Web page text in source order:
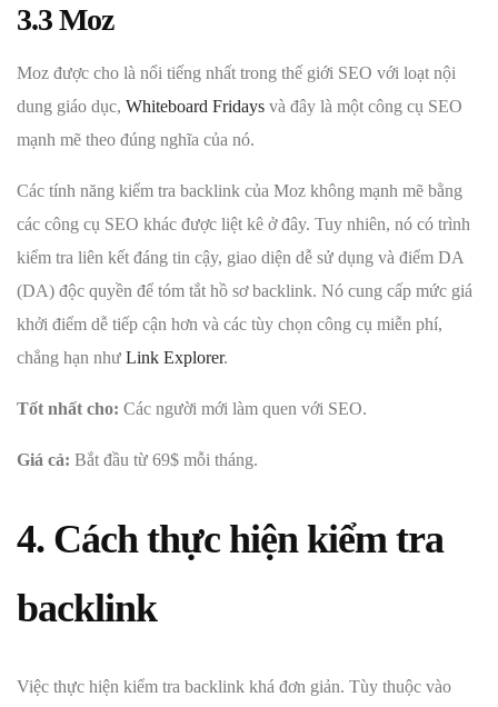
3.3 Moz
Moz được cho là nổi tiếng nhất trong thế giới SEO với loạt nội
dung giáo dục, Whiteboard Fridays và đây là một công cụ SEO
mạnh mẽ theo đúng nghĩa của nó.
Các tính năng kiểm tra backlink của Moz không mạnh mẽ bằng
các công cụ SEO khác được liệt kê ở đây. Tuy nhiên, nó có trình
kiểm tra liên kết đáng tin cậy, giao diện dễ sử dụng và điểm DA
(DA) độc quyền để tóm tắt hồ sơ backlink. Nó cung cấp mức giá
khởi điểm dễ tiếp cận hơn và các tùy chọn công cụ miễn phí,
chẳng hạn như Link Explorer.
Tốt nhất cho: Các người mới làm quen với SEO.
Giá cả: Bắt đầu từ 69$ mỗi tháng.
4. Cách thực hiện kiểm tra
backlink
Việc thực hiện kiểm tra backlink khá đơn giản. Tùy thuộc vào